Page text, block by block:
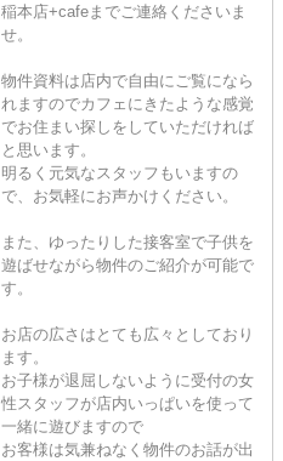
稲本店+cafeまでご連絡くださいま
せ。
物件資料は店内で自由にご覧になら
れますのでカフェにきたような感覚
でお住まい探しをしていただければ
と思います。
明るく元気なスタッフもいますの
で、お気軽にお声かけください。
また、ゆったりした接客室で子供を
遊ばせながら物件のご紹介が可能で
す。
お店の広さはとても広々としており
ます。
お子様が退屈しないように受付の女
性スタッフが店内いっぱいを使って
一緒に遊びますので
お客様は気兼ねなく物件のお話が出